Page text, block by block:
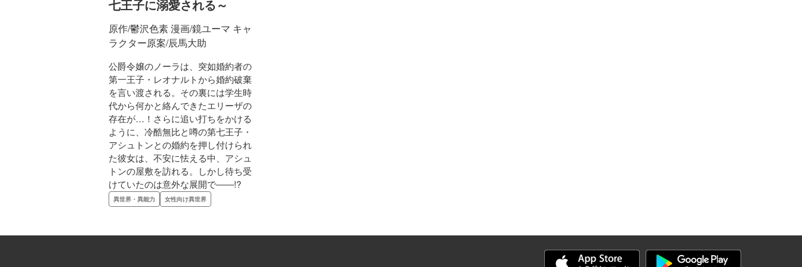
七王子に溺愛される～
原作/鬱沢色素 漫画/鏡ユーマ キャ
ラクター原案/辰馬大助
公爵令嬢のノーラは、突如婚約者の
第一王子・レオナルトから婚約破棄
を言い渡される。その裏には学生時
代から何かと絡んできたエリーザの
存在が…！さらに追い打ちをかける
ように、冷酷無比と噂の第七王子・
アシュトンとの婚約を押し付けられ
た彼女は、不安に怯える中、アシュ
トンの屋敷を訪れる。しかし待ち受
けていたのは意外な展開で――!?
異世界・異能力 女性向け異世界